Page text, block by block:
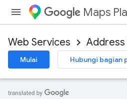
Maps
Web Services Address
Mulai Hubungi bagian